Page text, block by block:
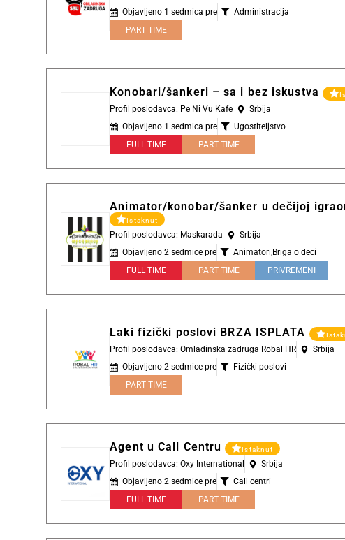
Objavljeno 1 sedmica pre
Administracija
PART TIME
Konobari/šankeri – sa i bez iskustva
Profil poslodavca: Pe Ni Vu Kafe
Srbija
Objavljeno 1 sedmica pre
Ugostiteljstvo
FULL TIME
PART TIME
Animator/konobar/šanker u dečijoj
Istaknut
Profil poslodavca: Maskarada
Srbija
Objavljeno 2 sedmice pre
Animatori,Briga o deci
FULL TIME
PART TIME PRIVREMENI
Laki fizički poslovi BRZA ISPLATA
Profil poslodavca: Omladinska zadruga Robal HR
Srbija
Objavljeno 2 sedmice pre
Fizički poslovi
PART TIME
Agent u Call Centru Istaknut
Profil poslodavca: Oxy International
Srbija
Objavljeno 2 sedmice pre
Call centri
FULL TIME
PART TIME